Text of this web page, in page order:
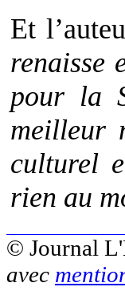
Et
renaisse
pour la
meilleur
culturel
rien au
© Journal
avec